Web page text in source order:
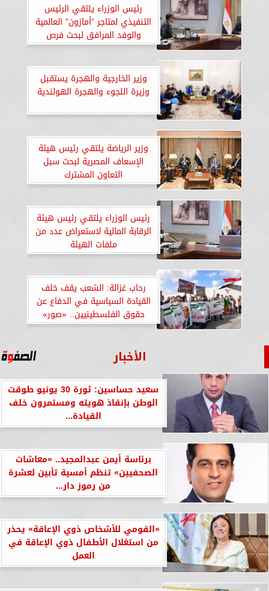
رئيس الوزراء يلتقي الرئيس
التنفيذي لمتاجر ”أمازون” العالمية
والوفد المرافق لبحث فرص
التوسع في السوق المصرية
وزير الخارجية والهجرة يستقبل
وزيرة اللجوء والهجرة الهولندية
وزير الرياضة يلتقي رئيس هيئة
الإسعاف المصرية لبحث سبل
التعاون المشترك
رئيس الوزراء يلتقي رئيس هيئة
الرقابة المالية لاستعراض عدد من
ملفات الهيئة
رحاب غزالة: الشعب يقف خلف
القيادة السياسية في الدفاع عن
حقوق الفلسطينيين.. «صور»
الأخبار
سعيد حساسين: ثورة 30 يونيو طوقت
الوطن بإنقاذ هويته ومستمرون خلف
القيادة...
برئاسة أيمن عبدالمجيد.. «معاشات
الصحفيين» تنظم أمسية تأبين لعشرة
من رموز دار...
«القومي للأشخاص ذوي الإعاقة» يحذر
من استغلال الأطفال ذوي الإعاقة في
العمل